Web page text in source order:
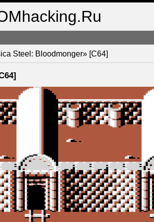
Steel: Bloodmonger» [C64]